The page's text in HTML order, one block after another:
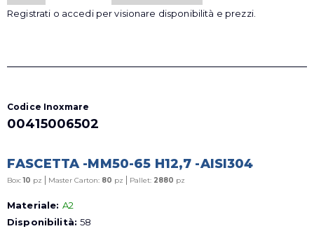
Registrati o accedi per visionare disponibilità e prezzi.
Codice Inoxmare
00415006502
FASCETTA -MM50-65 H12,7 -AISI304
Box:10 pz | Master Carton: 80 pz | Pallet: 2880 pz
Materiale: A2
Disponibilità:58